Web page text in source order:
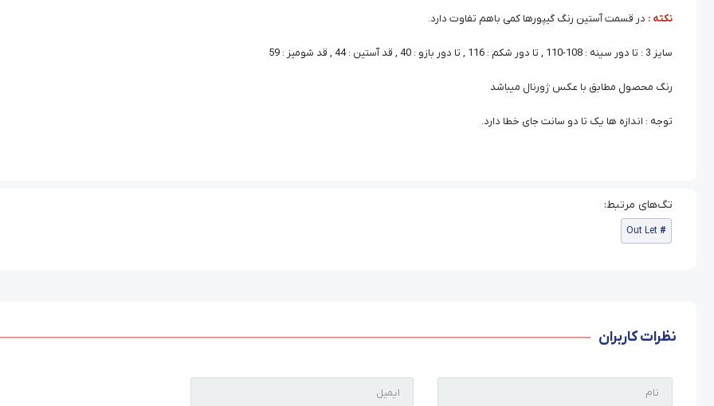
نکته : در قسمت آستین رنگ گیپورها کمی باهم تفاوت دارد.
سایز 3 : تا دور سینه : 108-110 , تا دور شکم : 116 , تا دور بازو : 40 , قد آستین : 44 , قد شومیز : 59
رنگ محصول مطابق با عکس ژورنال میباشد
توجه : اندازه ها یک تا دو سانت جای خطا دارد.
Out Let
نظرات کاربران